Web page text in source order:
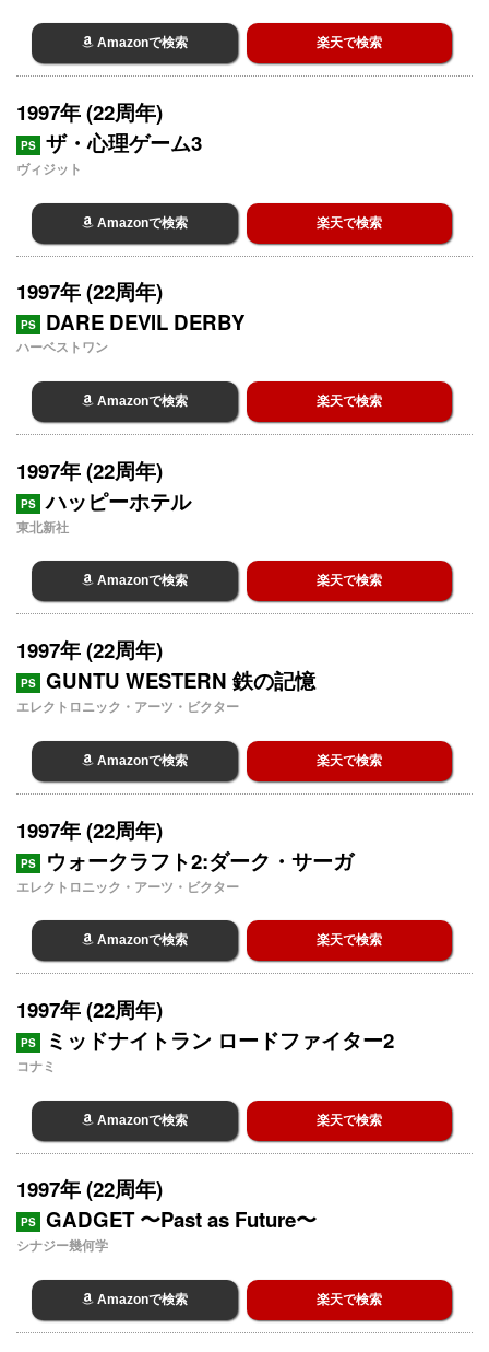
Amazonで検索 楽天で検索
1997年 (22周年)
PS ザ・心理ゲーム3
ヴィジット
Amazonで検索 楽天で検索
1997年 (22周年)
PS DARE DEVIL DERBY
ハーベストワン
Amazonで検索 楽天で検索
1997年 (22周年)
PS ハッピーホテル
東北新社
Amazonで検索 楽天で検索
1997年 (22周年)
PS GUNTU WESTERN 鉄の記憶
エレクトロニック・アーツ・ビクター
Amazonで検索 楽天で検索
1997年 (22周年)
PS ウォークラフト2:ダーク・サーガ
エレクトロニック・アーツ・ビクター
Amazonで検索 楽天で検索
1997年 (22周年)
PS ミッドナイトラン ロードファイター2
コナミ
Amazonで検索 楽天で検索
1997年 (22周年)
PS GADGET 〜Past as Future〜
シナジー幾何学
Amazonで検索 楽天で検索